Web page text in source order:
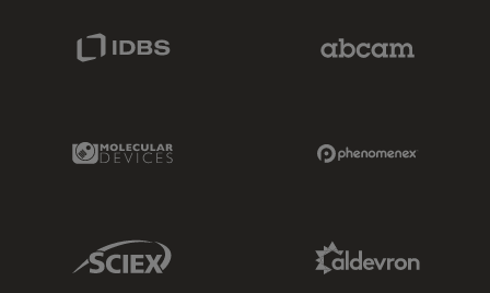
Molecular Devices Link
Sciex Link